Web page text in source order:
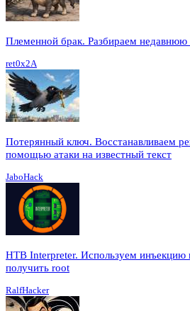
Племенной брак. Разбираем недавнюю
ret0x2A
Потерянный ключ. Восстанавливаем
помощью атаки на известный текст
JaboHack
HTB Interpreter. Используем
получить root
RalfHacker